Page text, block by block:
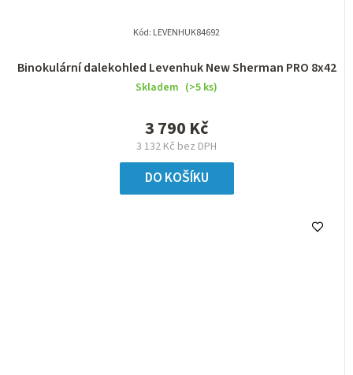
Binokulární dalekohled Levenhuk New Sherman PRO 8x42
Skladem (>5 ks)
3 132 Kč bez DPH
3 790 Kč
DO KOŠÍKU
Kód: LEVENHUK84692